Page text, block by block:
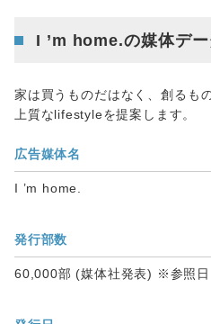
I ’m home.の媒体デー
家は買うものだはなく、創るも
上質なlifestyleを提案します。
広告媒体名
I ’m home.
発行部数
60,000部 (媒体社発表) ※参照日